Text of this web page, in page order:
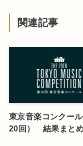
関連記事
東京音楽コンクー
20回） 結果まと